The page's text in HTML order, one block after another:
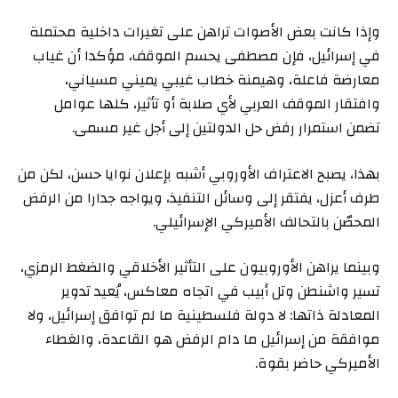
وإذا كانت بعض الأصوات تراهن على تغيرات داخلية محتملة
في إسرائيل، فإن مصطفى يحسم الموقف، مؤكدا أن غياب
معارضة فاعلة، وهيمنة خطاب غيبي يميني مسياني،
وافتقار الموقف العربي لأي صلابة أو تأثير، كلها عوامل
تضمن استمرار رفض حل الدولتين إلى أجل غير مسمى.
بهذا، يصبح الاعتراف الأوروبي أشبه بإعلان نوايا حسن، لكن من
طرف أعزل، يفتقر إلى وسائل التنفيذ، ويواجه جدارا من الرفض
المحصّن بالتحالف الأميركي الإسرائيلي.
وبينما يراهن الأوروبيون على التأثير الأخلاقي والضغط الرمزي،
تسير واشنطن وتل أبيب في اتجاه معاكس، يُعيد تدوير
المعادلة ذاتها: لا دولة فلسطينية ما لم توافق إسرائيل، ولا
موافقة من إسرائيل ما دام الرفض هو القاعدة، والغطاء
الأميركي حاضر بقوة.